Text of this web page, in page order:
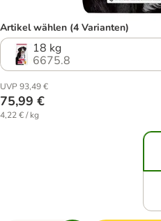
Artikel wählen (4 Varianten)
18 kg
6675.8
UVP 93,49 €
75,99 €
4,22 € / kg